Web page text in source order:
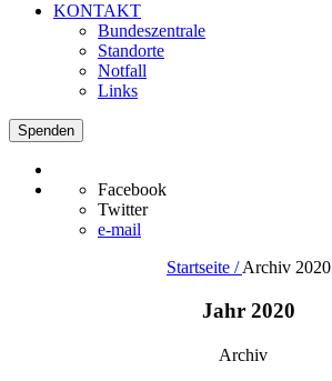
KONTAKT
Bundeszentrale
Standorte
Notfall
Links
Spenden
Facebook
Twitter
e-mail
Startseite / Archiv 2020
Jahr 2020
Archiv